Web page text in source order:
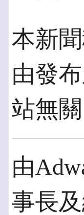
本新
由發
站無關
由
事長